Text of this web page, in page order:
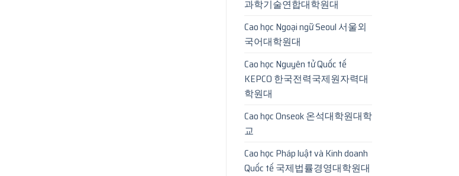
과학기술연합대학원대
Cao học Ngoại ngữ Seoul 서울외
국어대학원대
Cao học Nguyên tử Quốc tế
KEPCO 한국전력국제원자력대
학원대
Cao học Onseok 온석대학원대학
교
Cao học Pháp luật và Kinh doanh
Quốc tế 국제법률경영대학원대